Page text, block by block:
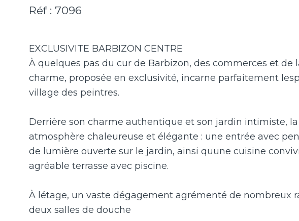
Réf : 7096
EXCLUSIVITE BARBIZON CENTRE
À quelques pas du cur de Barbizon, des commerces et de
charme, proposée en exclusivité, incarne parfaitement
village des peintres.
Derrière son charme authentique et son jardin intimiste,
atmosphère chaleureuse et élégante : une entrée avec
de lumière ouverte sur le jardin, ainsi quune cuisine
agréable terrasse avec piscine.
À létage, un vaste dégagement agrémenté de
deux salles de douche